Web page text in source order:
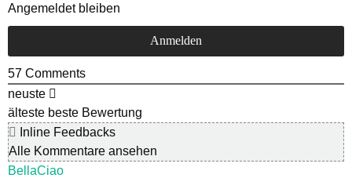
Angemeldet bleiben
57 Comments
neuste
älteste beste Bewertung
Inline Feedbacks
Alle Kommentare ansehen
BellaCiao